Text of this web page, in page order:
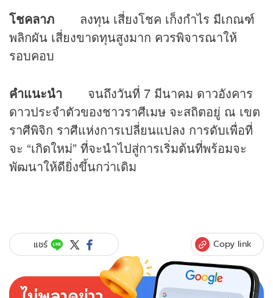
โชคลาภ ลงทุน เสี่ยงโชค เก็งกำไร มีเกณฑ์
พลิกผัน เสี่ยงขาดทุนสูงมาก ควรพิจารณาให้
รอบคอบ
คำแนะนำ
จนถึงวันที่ 7 มีนาคม ดาวอังคาร
ดาวประจำตัวของชาวราศีเมษ จะสถิตอยู่ ณ เขต
ราศีพิจิก ราศีแห่งการเปลี่ยนแปลง การดับเพื่อที่
จะ “เกิดใหม่” ที่จะนำไปสู่การเริ่มต้นที่พร้อมจะ
พัฒนาให้ดียิ่งขึ้นกว่าเดิม
แชร์ Copy link